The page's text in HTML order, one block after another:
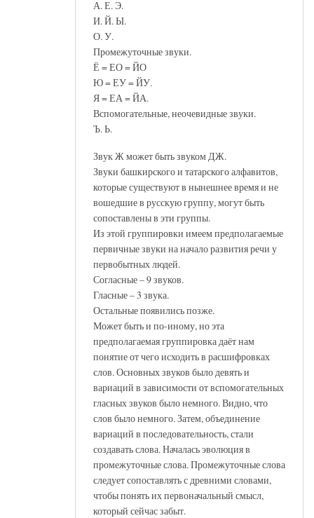
А. Е. Э.
И. Й. Ы.
О. У.
Промежуточные звуки.
Ё = ЕО = ЙО
Ю = ЕУ = ЙУ.
Я = ЕА = ЙА.
Вспомогательные, неочевидные звуки.
Ъ. Ь.
Звук Ж может быть звуком ДЖ.
Звуки башкирского и татарского алфавитов,
которые существуют в нынешнее время и не
вошедшие в русскую группу, могут быть
сопоставлены в эти группы.
Из этой группировки имеем предполагаемые
первичные звуки на начало развития речи у
первобытных людей.
Согласные – 9 звуков.
Гласные – 3 звука.
Остальные появились позже.
Может быть и по-иному, но эта
предполагаемая группировка даёт нам
понятие от чего исходить в расшифровках
слов. Основных звуков было девять и
вариаций в зависимости от вспомогательных
гласных звуков было немного. Видно, что
слов было немного. Затем, объединение
вариаций в последовательность, стали
создавать слова. Началась эволюция в
промежуточные слова. Промежуточные слова
следует сопоставлять с древними словами,
чтобы понять их первоначальный смысл,
который сейчас забыт.